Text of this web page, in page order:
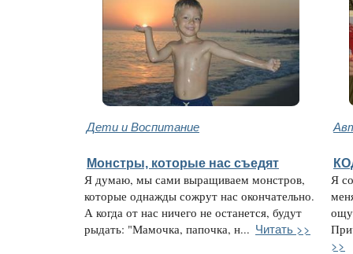
Дети и Воспитание
Монстры, которые нас съедят
Я думаю, мы сами выращиваем монстров,
которые однажды сожрут нас окончательно.
А когда от нас ничего не останется, будут
рыдать: "Мамочка, папочка, н... Читать >>
Я
>>